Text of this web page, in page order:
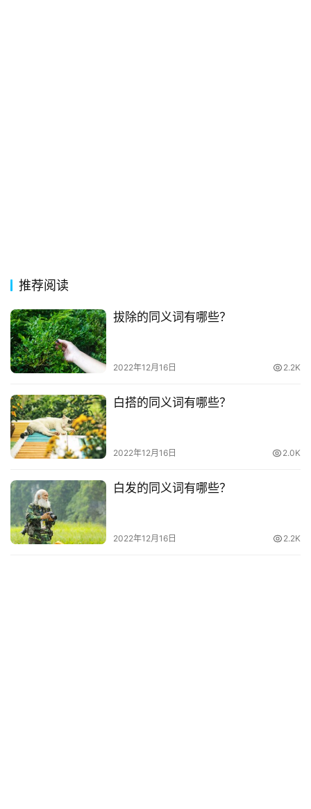
网
络
热
词
电
影
台
词
他
词
语
推荐阅读
拔除的同义词有哪些？
2022年12月16日 2.2K
白搭的同义词有哪些？
2022年12月16日 2.0K
白发的同义词有哪些？
2022年12月16日 2.2K